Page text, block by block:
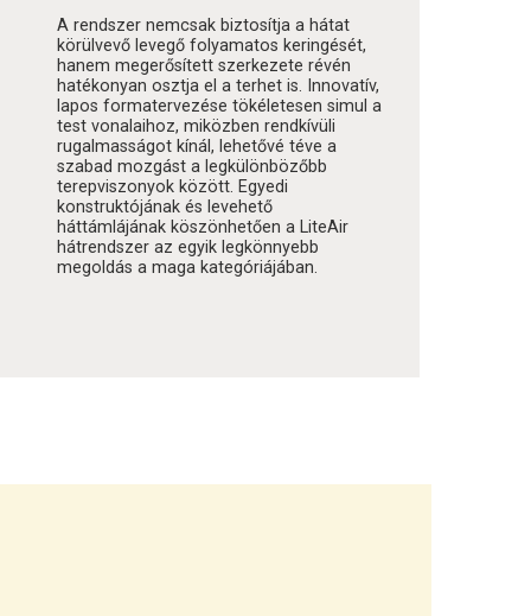
A rendszer nemcsak biztosítja a hátat
körülvevő levegő folyamatos keringését,
hanem megerősített szerkezete révén
hatékonyan osztja el a terhet is. Innovatív,
lapos formatervezése tökéletesen simul a
test vonalaihoz, miközben rendkívüli
rugalmasságot kínál, lehetővé téve a
szabad mozgást a legkülönbözőbb
terepviszonyok között. Egyedi
konstruktójának és levehető
háttámlájának köszönhetően a LiteAir
hátrendszer az egyik legkönnyebb
megoldás a maga kategóriájában.